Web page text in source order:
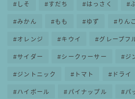
しそ すだち はっさく
みかん もも ゆず りん
オレンジ キウイ グレープフ
サイダー シークヮーサー ジ
ジントニック トマト ドライ
ハイボール パイナップル パ